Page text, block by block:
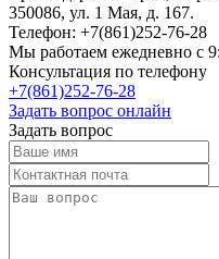
350086, ул. 1 Мая, д. 167.
Телефон: +7(861)252-76-28
Мы работаем ежедневно с
Консультация по телефону
+7(861)252-76-28
Задать вопрос онлайн
Задать вопрос